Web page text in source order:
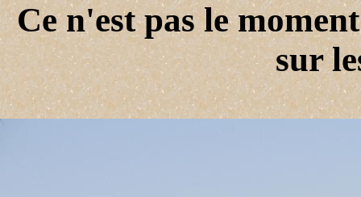
Ce n'est pas le
sur